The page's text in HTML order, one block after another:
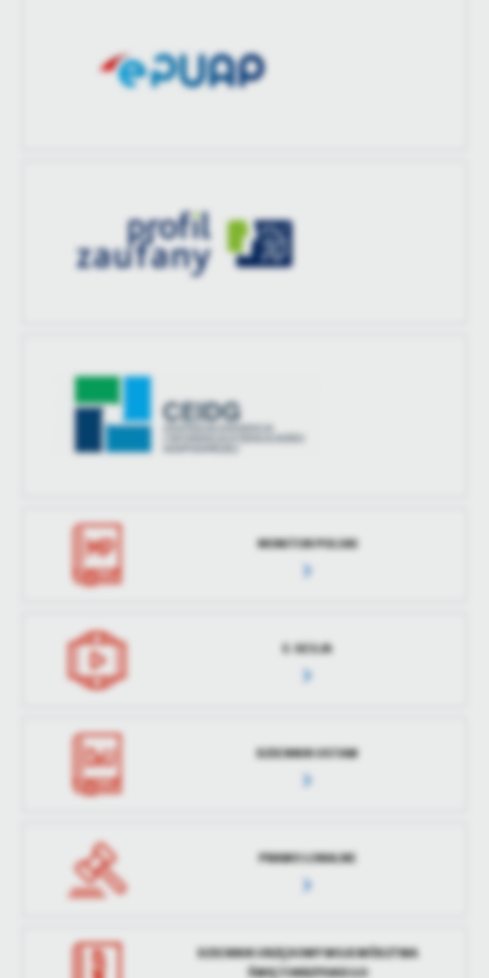
MONITOR POLSKI
E-SESJA
DZIENNIK USTAW
PRAWO LOKALNE
DZIENNIK URZĘDOWY WOJEWÓDZTWA
ŚWIĘTOKRZYSKIEGO
zaktualizował